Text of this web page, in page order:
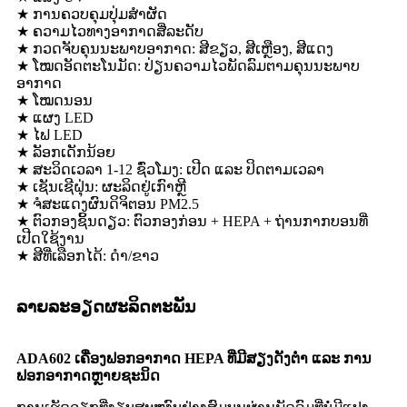
★ ການຄວບຄຸມປຸ່ມສຳຜັດ
★ ຄວາມໄວທາງອາກາດສີ່ລະດັບ
★ ກວດຈັບຄຸນນະພາບອາກາດ: ສີຂຽວ, ສີເຫຼືອງ, ສີແດງ
★ ໂໝດອັດຕະໂນມັດ: ປ່ຽນຄວາມໄວພັດລົມຕາມຄຸນນະພາບ
ອາກາດ
★ ໂໝດນອນ
★ ແຜງ LED
★ ໄຟ LED
★ ລັອກເດັກນ້ອຍ
★ ສະວິດເວລາ 1-12 ຊົ່ວໂມງ: ເປີດ ແລະ ປິດຕາມເວລາ
★ ເຊັນເຊີຝຸ່ນ: ຜະລິດຢູ່ເກົາຫຼີ
★ ຈໍສະແດງຜົນດິຈິຕອນ PM2.5
★ ຕົວກອງຊິ້ນດຽວ: ຕົວກອງກ່ອນ + HEPA + ຖ່ານກາກບອນທີ່
ເປີດໃຊ້ງານ
★ ສີທີ່ເລືອກໄດ້: ດຳ/ຂາວ
ລາຍລະອຽດຜະລິດຕະພັນ
ADA602 ເຄື່ອງຟອກອາກາດ HEPA ທີ່ມີສຽງດັງຕ່ຳ ແລະ ການ
ຟອກອາກາດຫຼາຍຊະນິດ